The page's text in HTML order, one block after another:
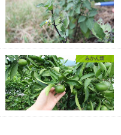
みかん畑